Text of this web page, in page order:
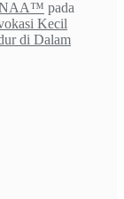
pada
Kecil
di Dalam